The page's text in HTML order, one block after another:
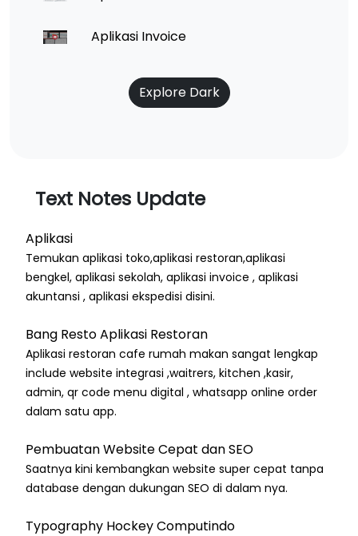
Aplikasi Invoice
Explore Dark
Text Notes Update
Aplikasi
Temukan aplikasi toko,aplikasi restoran,aplikasi
bengkel, aplikasi sekolah, aplikasi invoice , aplikasi
akuntansi , aplikasi ekspedisi disini.
Bang Resto Aplikasi Restoran
Aplikasi restoran cafe rumah makan sangat lengkap
include website integrasi ,waitrers, kitchen ,kasir,
admin, qr code menu digital , whatsapp online order
dalam satu app.
Pembuatan Website Cepat dan SEO
Saatnya kini kembangkan website super cepat tanpa
database dengan dukungan SEO di dalam nya.
Typography Hockey Computindo